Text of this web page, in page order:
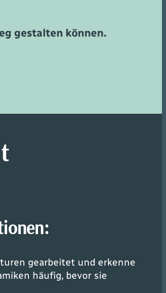
gestalten können.
gearbeitet und erkenne
häufig, bevor sie